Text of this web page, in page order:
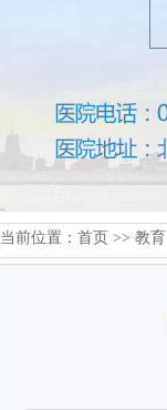
当前位置： 首页 >> 教育